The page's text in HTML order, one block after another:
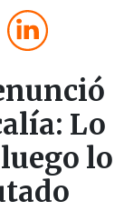
Lo
lo